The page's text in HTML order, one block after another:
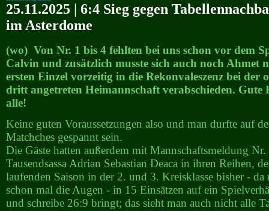
25.11.2025 | 6:4 Sieg gegen
im Asterdome
(wo) Von Nr. 1 bis 4 fehlten bei uns schon vor dem
Calvin und zusätzlich musste sich auch noch Ahmet
ersten Einzel vorzeitig in die Rekonvaleszenz bei der
dritt angetreten Heimannschaft verabschieden. Gute
alle!
Keine guten Voraussetzungen also und man durfte auf
Matchches gespannt sein.
Die Gäste hatten außerdem mit Mannschaftsmeldung
Tausendsassa Adrian Sebastian Deaca in ihren Reihen,
laufenden Saison in der 2. und 3. Kreisklasse bisher - da
schon mal die Augen - in 15 Einsätzen auf ein
und schreibe 26:9 bringt; das sieht man auch nicht alle